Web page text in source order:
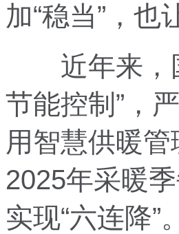
加“稳当”，
近年来，国
节能控制”，
用智慧供暖
2025年采暖
实现“六连降”。